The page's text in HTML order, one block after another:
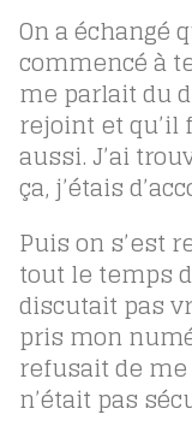
On a échangé
commencé à
me parlait du
rejoint et qu’il
aussi. J’ai
ça, j’étais
Puis on s’est
tout le temps
discutait pas
pris mon
refusait de
n’était pas